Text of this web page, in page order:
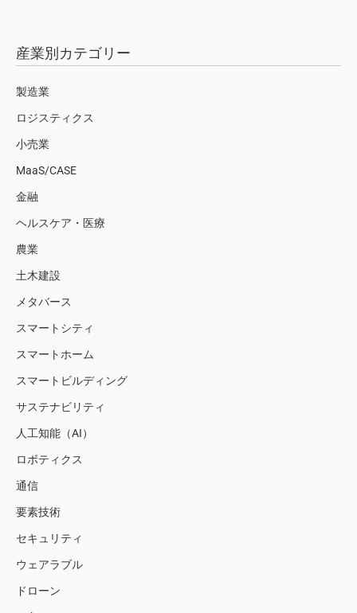
産業別カテゴリー
製造業
ロジスティクス
小売業
MaaS/CASE
金融
ヘルスケア・医療
農業
土木建設
メタバース
スマートシティ
スマートホーム
スマートビルディング
サステナビリティ
人工知能（AI）
ロボティクス
通信
要素技術
セキュリティ
ウェアラブル
ドローン